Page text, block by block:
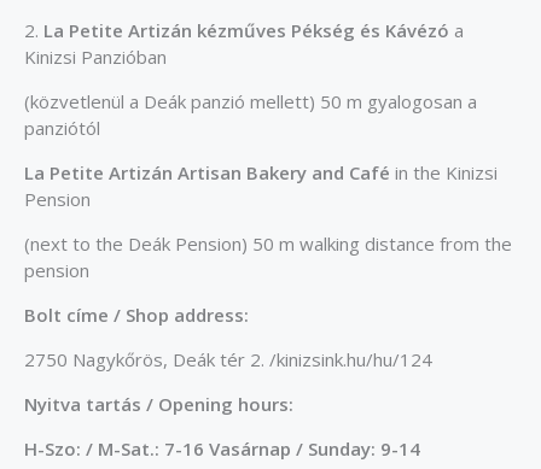
2. La Petite Artizán kézműves Pékség és Kávézó a
Kinizsi Panzióban
(közvetlenül a Deák panzió mellett) 50 m gyalogosan a
panziótól
La Petite Artizán Artisan Bakery and Café in the Kinizsi
Pension
(next to the Deák Pension) 50 m walking distance from the
pension
Bolt címe / Shop address:
2750 Nagykőrös, Deák tér 2. /kinizsink.hu/hu/124
Nyitva tartás / Opening hours:
H-Szo: / M-Sat.: 7-16 Vasárnap / Sunday: 9-14